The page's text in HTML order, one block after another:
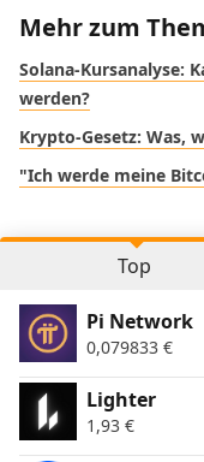
Mehr zum
Solana-Kursanalyse:
werden?
Krypto-Gesetz: Was,
"Ich werde meine
Top
Pi Network
0,079833 €
Lighter
1,93 €